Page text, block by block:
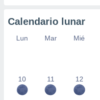
Calendario lunar
Lun Mar Mié
10 11 12